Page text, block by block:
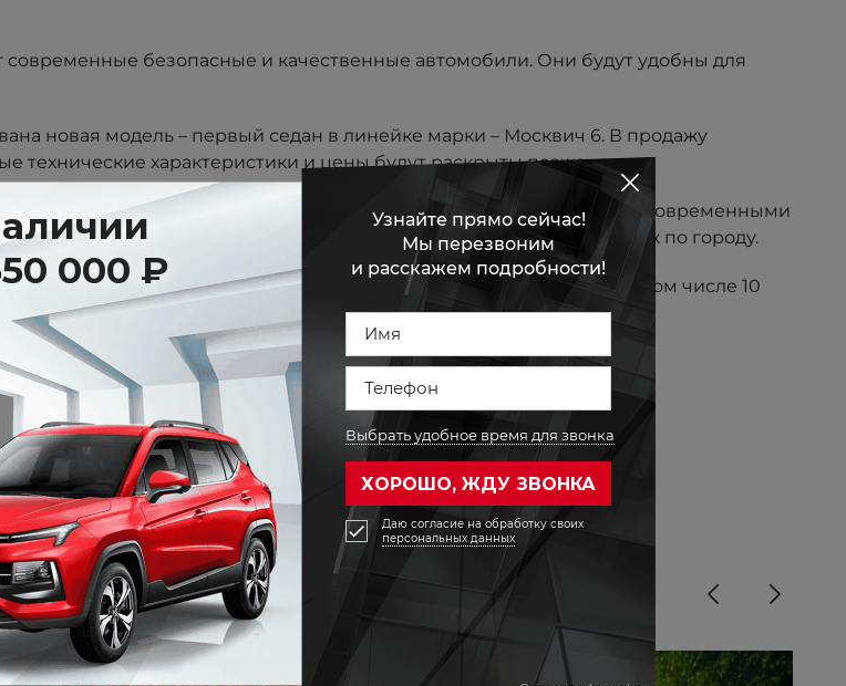
безопасные и качественные автомобили. Они будут удобны для
новая модель – первый седан в линейке марки – Москвич 6. В продажу
технические характеристики и цены будут раскрыты позже.
обладает высоким уровнем комфорта, продуманной эргономикой, современными
Автомобиль отлично подойдет для ежедневных поездок по городу.
В планах на 2023 год – собрать 50 тысяч автомобилей, в том числе 10